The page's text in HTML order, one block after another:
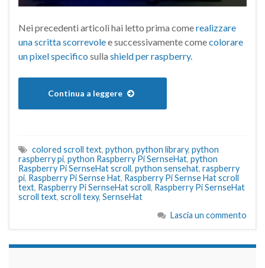
Nei precedenti articoli hai letto prima comerealizzare
una scritta scorrevolee successivamente comecolorare
un pixel specifico sulla shield per raspberry.
Continua a leggere
colored scroll text, python, python library, python
raspberry pi, python Raspberry Pi SernseHat, python
Raspberry Pi SernseHat scroll, python sensehat, raspberry
pi, Raspberry Pi Sernse Hat, Raspberry Pi Sernse Hat scroll
text, Raspberry Pi SernseHat scroll, Raspberry Pi SernseHat
scroll text, scroll texy, SernseHat
Lascia un commento